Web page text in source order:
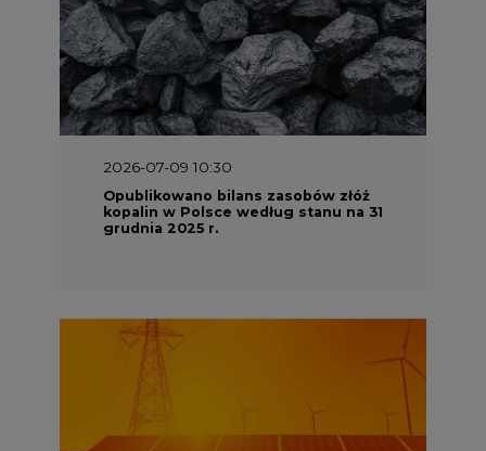
2026-07-09 10:30
Opublikowano bilans zasobów złóż
kopalin w Polsce według stanu na 31
grudnia 2025 r.